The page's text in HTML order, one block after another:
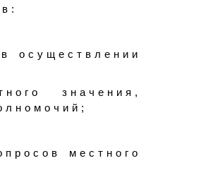
осуществлении
значения,
местного